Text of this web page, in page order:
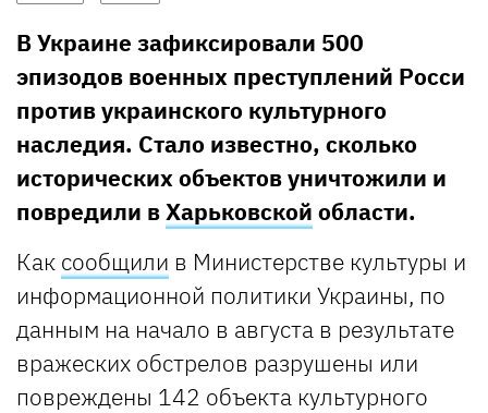
В Украине зафиксировали 500
эпизодов военных преступлений Росси
против украинского культурного
наследия. Стало известно, сколько
исторических объектов уничтожили и
повредили вХарьковской области.
Как сообщили в Министерстве культуры и
информационной политики Украины, по
данным на начало в августа в результате
вражеских обстрелов разрушены или
повреждены 142 объекта культурного